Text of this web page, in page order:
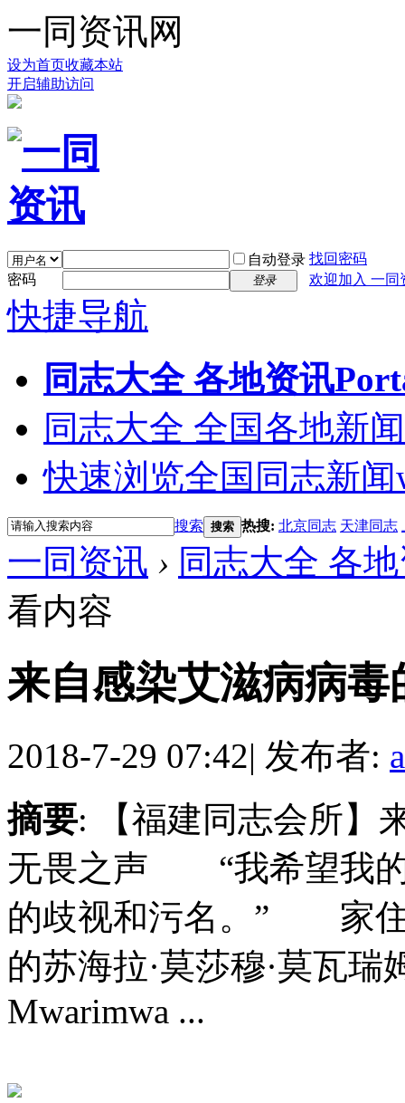
一同资讯网
设为首页收藏本站
开启辅助访问
自动登录 找回密码
密码
登录 欢迎加入 一同
快捷导航
同志大全 各地资讯
同志大全 全国各地新闻
快速浏览全国同志新闻
搜索 搜索 热搜: 北京同志 天津同志
一同资讯 › 同志大全 各
看内容
来自感染艾滋病病
2018-7-29 07:42| 发布者:
摘要: 【福建同志会所】
无畏之声 “我希望我的
的歧视和污名。” 家住
的苏海拉·莫莎穆·莫瓦瑞
Mwarimwa ...